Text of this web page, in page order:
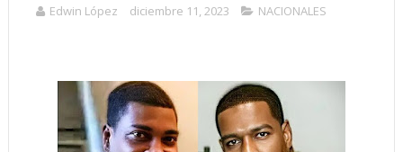
Edwin López diciembre 11, 2023 NACIONALES